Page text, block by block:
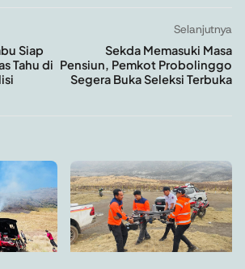
Siap
Tahu di
Selanjutnya
Sekda Memasuki Masa
Pensiun, Pemkot Probolinggo
Segera Buka Seleksi Terbuka